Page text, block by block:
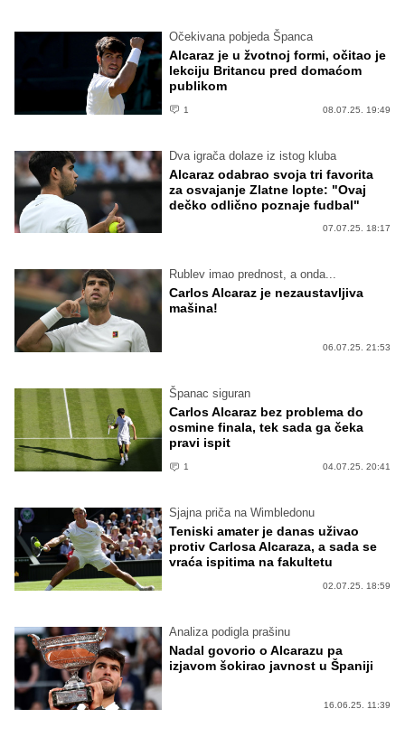
Očekivana pobjeda Španca
Alcaraz je u žvotnoj formi, očitao je
lekciju Britancu pred domaćom
publikom
1 08.07.25. 19:49
Dva igrača dolaze iz istog kluba
Alcaraz odabrao svoja tri favorita
za osvajanje Zlatne lopte: "Ovaj
dečko odlično poznaje fudbal"
07.07.25. 18:17
Rublev imao prednost, a onda...
Carlos Alcaraz je nezaustavljiva
mašina!
06.07.25. 21:53
Španac siguran
Carlos Alcaraz bez problema do
osmine finala, tek sada ga čeka
pravi ispit
1 04.07.25. 20:41
Sjajna priča na Wimbledonu
Teniski amater je danas uživao
protiv Carlosa Alcaraza, a sada se
vraća ispitima na fakultetu
02.07.25. 18:59
Analiza podigla prašinu
Nadal govorio o Alcarazu pa
izjavom šokirao javnost u Španiji
16.06.25. 11:39